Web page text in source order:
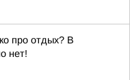
про отдых? В
нет!